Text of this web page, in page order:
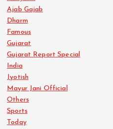
Ajab Gajab
Dharm
Famous
Gujarat
Gujarat Report Special
India
Jyotish
Mayur Jani Official
Others
Sports
Today